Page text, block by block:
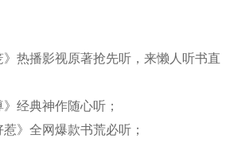
热播影视原著抢先听，来懒人听书直
经典神作随心听；
》全网爆款书荒必听；